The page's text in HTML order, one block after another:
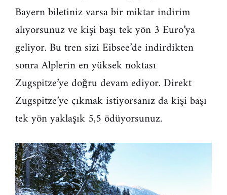
Bayern biletiniz varsa bir miktar indirim
alıyorsunuz ve kişi başı tek yön 3 Euro’ya
geliyor. Bu tren sizi Eibsee’de indirdikten
sonra Alplerin en yüksek noktası
Zugspitze’ye doğru devam ediyor. Direkt
Zugspitze’ye çıkmak istiyorsanız da kişi başı
tek yön yaklaşık 5,5 ödüyorsunuz.